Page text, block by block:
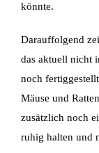
könnte.
Darauffolgend
das aktuell nicht
noch
Mäuse und
zusätzlich noch
ruhig halten und